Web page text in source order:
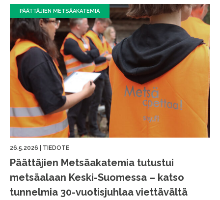
PÄÄTTÄJIEN METSÄAKATEMIA
26.5.2026 TIEDOTE
Päättäjien Metsäakatemia tutustui
metsäalaan Keski-Suomessa – katso
tunnelmia 30-vuotisjuhlaa viettävältä